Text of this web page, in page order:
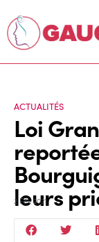
ACTUALITÉS
Loi
leurs
2 Fév 2021